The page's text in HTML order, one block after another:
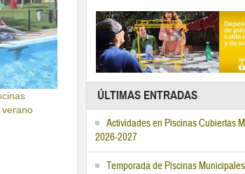
ÚLTIMAS ENTRADAS
Actividades en Piscinas Cubiertas
2026-2027
Temporada de Piscinas